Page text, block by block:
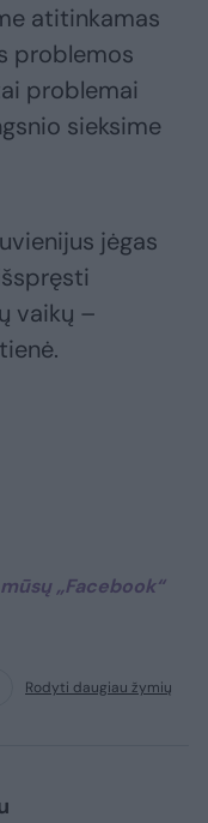
atitinkamas
problemos
problemai
sieksime
jėgas
vaikų –
„Facebook“
Rodyti daugiau žymių